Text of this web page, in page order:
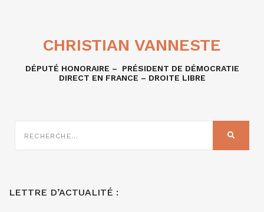
CHRISTIAN VANNESTE
DÉPUTÉ HONORAIRE – PRÉSIDENT DE DÉMOCRATIE
DIRECT EN FRANCE – DROITE LIBRE
SUR
LETTRE D’ACTUALITÉ :